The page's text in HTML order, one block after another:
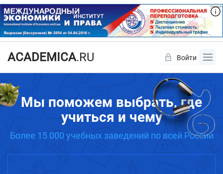
ACADEMICA.RU Войти
Мы поможем выбрать, где
учиться и чему
Более 15 000 учебных заведений по всей России
Да Нет